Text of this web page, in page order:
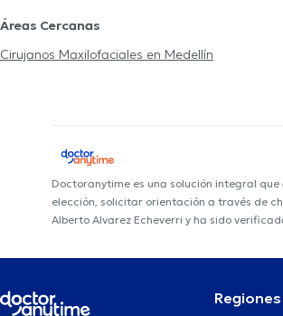
Áreas Cercanas
Cirujanos Maxilofaciales en Medellín
Doctoranytime es una solución integral
elección, solicitar orientación a través de
Alberto Alvarez Echeverri y ha sido
Regiones